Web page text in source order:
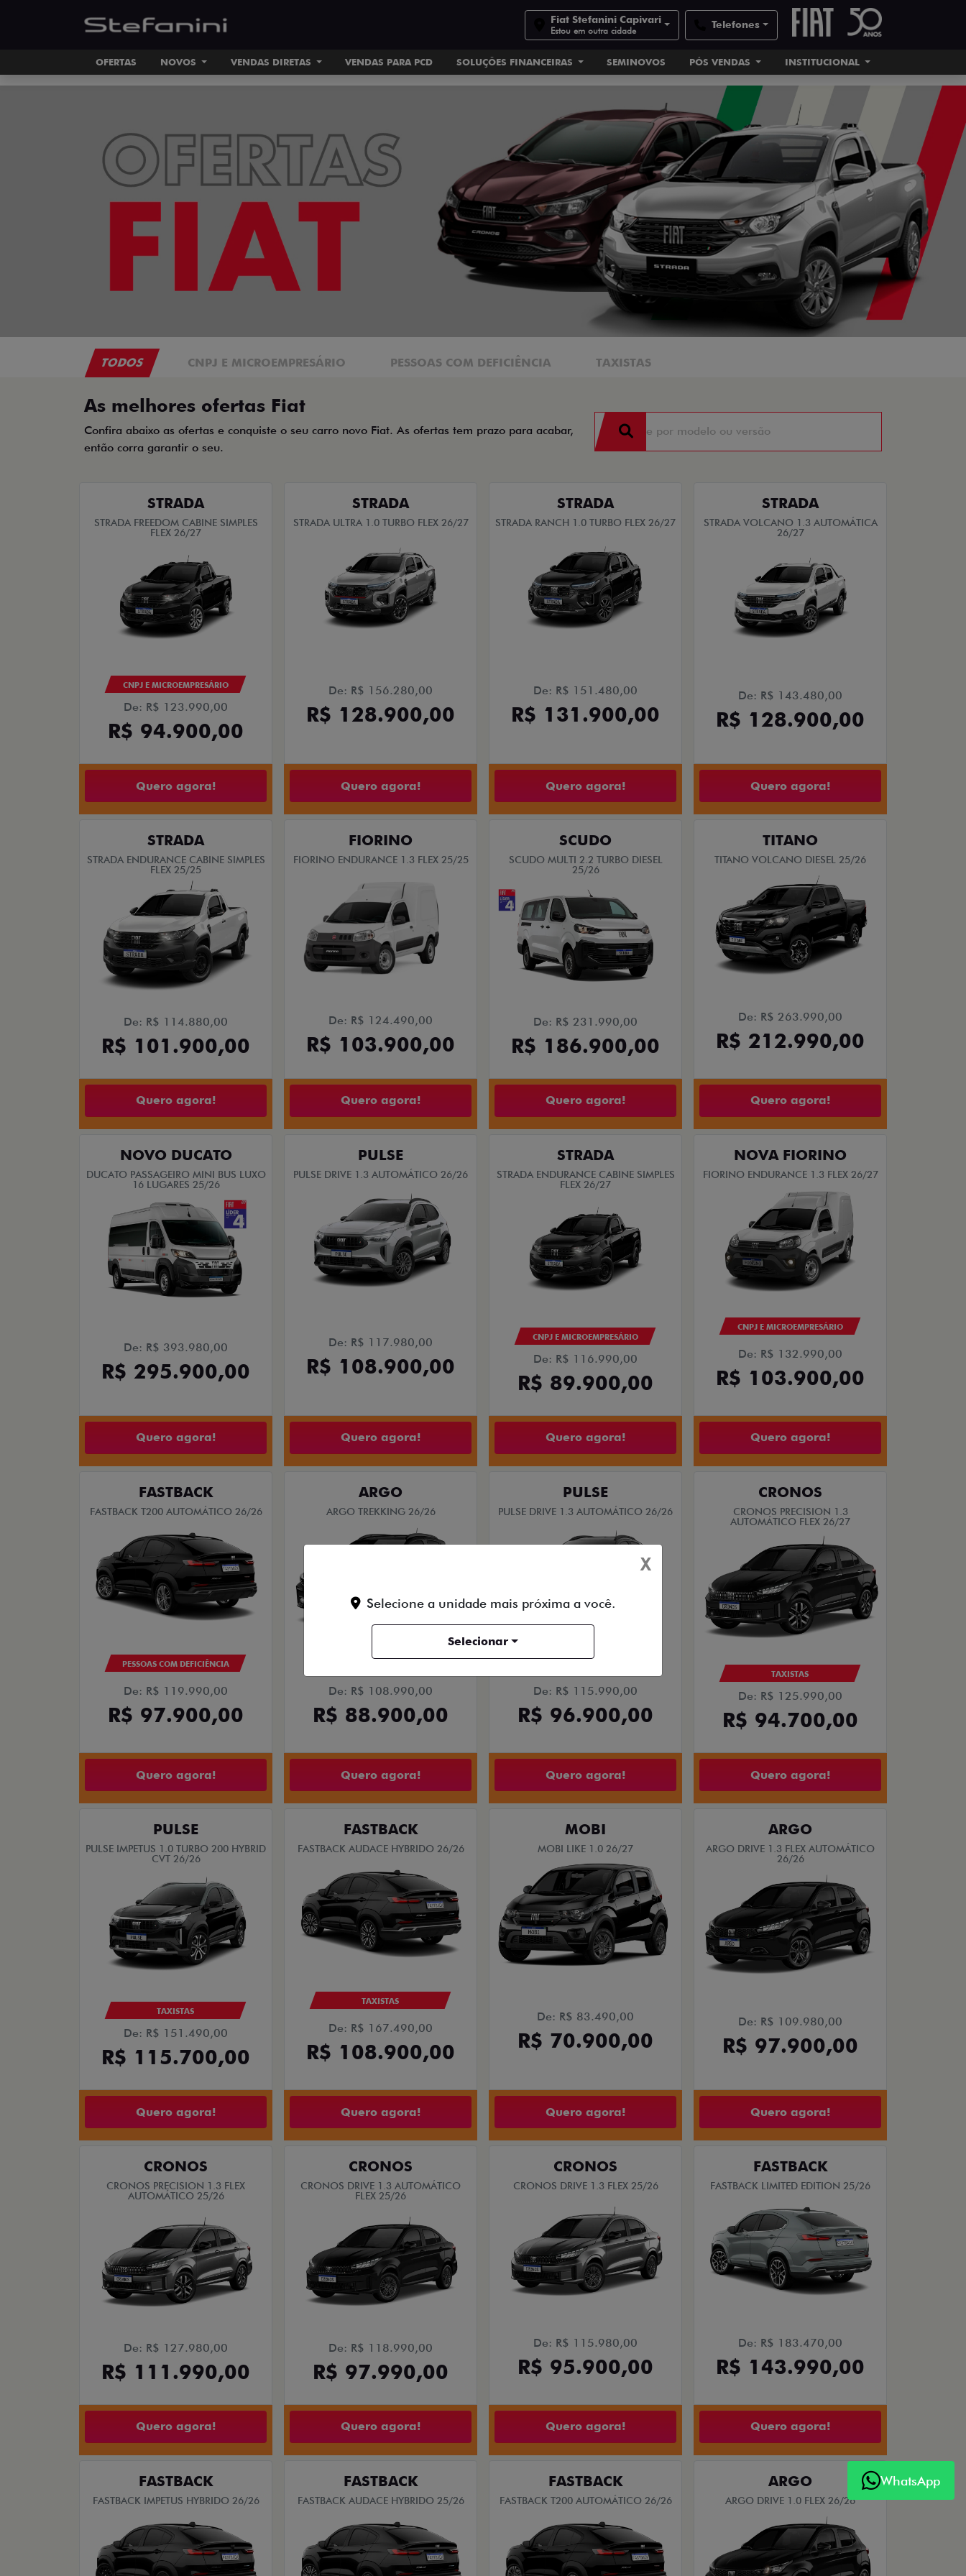
Fiat Stefanini Capivari
Estou em outra cidade Telefones
OFERTAS NOVOS VENDAS DIRETAS VENDAS PARA PCD SOLUÇÕES FINANCEIRAS SEMINOVOS PÓS VENDAS INSTITUCIONAL
TODOS CNPJ E MICROEMPRESÁRIO PESSOAS COM DEFICIÊNCIA TAXISTAS
As melhores ofertas Fiat
Confira abaixo as ofertas e conquiste o seu carro novo Fiat. As ofertas tem prazo para acabar,
então corra garantir o seu.
STRADA
STRADA FREEDOM CABINE SIMPLES
FLEX 26/27
CNPJ E MICROEMPRESÁRIO
De: R$ 123.990,00
R$ 94.900,00
Quero agora!
STRADA
STRADA ULTRA 1.0 TURBO FLEX 26/27
De: R$ 156.280,00
R$ 128.900,00
Quero agora!
STRADA
STRADA RANCH 1.0 TURBO FLEX 26/27
De: R$ 151.480,00
R$ 131.900,00
Quero agora!
STRADA
STRADA VOLCANO 1.3 AUTOMÁTICA
26/27
De: R$ 143.480,00
R$ 128.900,00
Quero agora!
STRADA
STRADA ENDURANCE CABINE SIMPLES
FLEX 25/25
De: R$ 114.880,00
R$ 101.900,00
Quero agora!
FIORINO
FIORINO ENDURANCE 1.3 FLEX 25/25
De: R$ 124.490,00
R$ 103.900,00
Quero agora!
SCUDO
SCUDO MULTI 2.2 TURBO DIESEL
25/26
De: R$ 231.990,00
R$ 186.900,00
Quero agora!
TITANO
TITANO VOLCANO DIESEL 25/26
De: R$ 263.990,00
R$ 212.990,00
Quero agora!
NOVO DUCATO
DUCATO PASSAGEIRO MINI BUS LUXO
16 LUGARES 25/26
De: R$ 393.980,00
R$ 295.900,00
Quero agora!
PULSE
PULSE DRIVE 1.3 AUTOMÁTICO 26/26
De: R$ 117.980,00
R$ 108.900,00
Quero agora!
STRADA
STRADA ENDURANCE CABINE SIMPLES
FLEX 26/27
CNPJ E MICROEMPRESÁRIO
De: R$ 116.990,00
R$ 89.900,00
Quero agora!
NOVA FIORINO
FIORINO ENDURANCE 1.3 FLEX 26/27
CNPJ E MICROEMPRESÁRIO
De: R$ 132.990,00
R$ 103.900,00
Quero agora!
FASTBACK
FASTBACK T200 AUTOMÁTICO 26/26
PESSOAS COM DEFICIÊNCIA
De: R$ 119.990,00
R$ 97.900,00
Quero agora!
ARGO
ARGO TREKKING 26/26
De: R$ 108.990,00
R$ 88.900,00
Quero agora!
PULSE
PULSE DRIVE 1.3 AUTOMÁTICO 26/26
De: R$ 115.990,00
R$ 96.900,00
Quero agora!
CRONOS
CRONOS PRECISION 1.3
AUTOMÁTICO FLEX 26/27
TAXISTAS
De: R$ 125.990,00
R$ 94.700,00
Quero agora!
PULSE
PULSE IMPETUS 1.0 TURBO 200 HYBRID
CVT 26/26
TAXISTAS
De: R$ 151.490,00
R$ 115.700,00
Quero agora!
FASTBACK
FASTBACK AUDACE HYBRIDO 26/26
TAXISTAS
De: R$ 167.490,00
R$ 108.900,00
Quero agora!
MOBI
MOBI LIKE 1.0 26/27
De: R$ 83.490,00
R$ 70.900,00
Quero agora!
ARGO
ARGO DRIVE 1.3 FLEX AUTOMÁTICO
26/26
De: R$ 109.980,00
R$ 97.900,00
Quero agora!
CRONOS
CRONOS PRECISION 1.3 FLEX
AUTOMÁTICO 25/26
De: R$ 127.980,00
R$ 111.990,00
Quero agora!
CRONOS
CRONOS DRIVE 1.3 AUTOMÁTICO
FLEX 25/26
De: R$ 118.990,00
R$ 97.990,00
Quero agora!
CRONOS
CRONOS DRIVE 1.3 FLEX 25/26
De: R$ 115.980,00
R$ 95.900,00
Quero agora!
FASTBACK
FASTBACK LIMITED EDITION 25/26
De: R$ 183.470,00
R$ 143.990,00
Quero agora!
FASTBACK
FASTBACK IMPETUS HYBRIDO 26/26
FASTBACK
FASTBACK AUDACE HYBRIDO 25/26
FASTBACK
FASTBACK T200 AUTOMÁTICO 26/26
ARGO
ARGO DRIVE 1.0 FLEX 26/26
WhatsApp
X
Selecione a unidade mais próxima a você.
Selecionar